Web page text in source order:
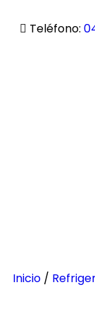
Teléfono:
Inicio /